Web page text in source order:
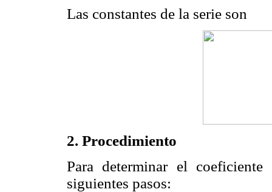
Las constantes de la serie son
2. Procedimiento
Para determinar el
siguientes pasos: